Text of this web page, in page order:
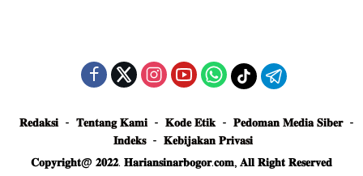
𝐑𝐞𝐝𝐚𝐤𝐬𝐢 𝐓𝐞𝐧𝐭𝐚𝐧𝐠 𝐊𝐚𝐦𝐢 𝐊𝐨𝐝𝐞 𝐄𝐭𝐢𝐤
𝐏𝐞𝐝𝐨𝐦𝐚𝐧 𝐌𝐞𝐝𝐢𝐚 𝐒𝐢𝐛𝐞𝐫
𝐈𝐧𝐝𝐞𝐤𝐬
𝐊𝐞𝐛𝐢𝐣𝐚𝐤𝐚𝐧 𝐏𝐫𝐢𝐯𝐚𝐬𝐢
𝐂𝐨𝐩𝐲𝐫𝐢𝐠𝐡𝐭@ 𝟐𝟎𝟐𝟐. 𝐇𝐚𝐫𝐢𝐚𝐧𝐬𝐢𝐧𝐚𝐫𝐛𝐨𝐠𝐨𝐫.𝐜𝐨𝐦, 𝐀𝐥𝐥 𝐑𝐢𝐠𝐡𝐭 𝐑𝐞𝐬𝐞𝐫𝐯𝐞𝐝